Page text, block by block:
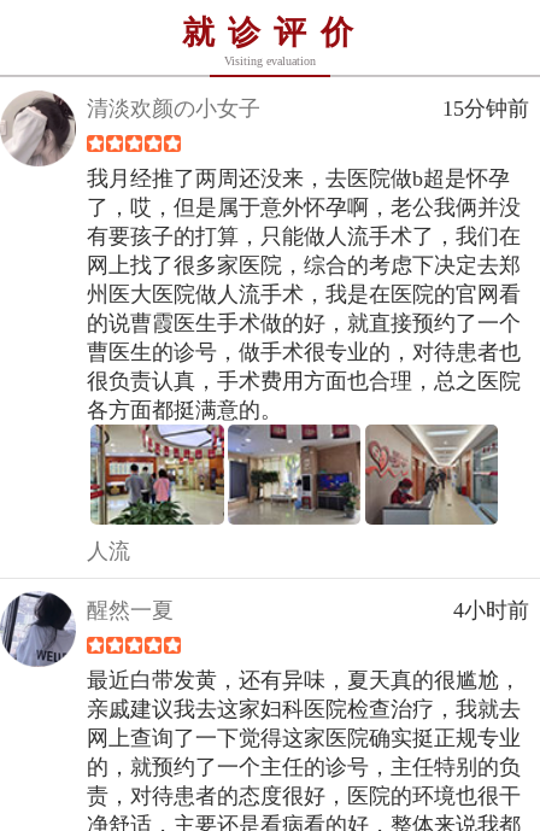
就诊评价
Visiting evaluation
清淡欢颜の小女子 15分钟前
我月经推了两周还没来，去医院做b超是怀孕
了，哎，但是属于意外怀孕啊，老公我俩并没
有要孩子的打算，只能做人流手术了，我们在
网上找了很多家医院，综合的考虑下决定去郑
州医大医院做人流手术，我是在医院的官网看
的说曹霞医生手术做的好，就直接预约了一个
曹医生的诊号，做手术很专业的，对待患者也
很负责认真，手术费用方面也合理，总之医院
各方面都挺满意的。
人流
醒然一夏 4小时前
最近白带发黄，还有异味，夏天真的很尴尬，
亲戚建议我去这家妇科医院检查治疗，我就去
网上查询了一下觉得这家医院确实挺正规专业
的，就预约了一个主任的诊号，主任特别的负
责，对待患者的态度很好，医院的环境也很干
净舒适，主要还是看病看的好，整体来说我都